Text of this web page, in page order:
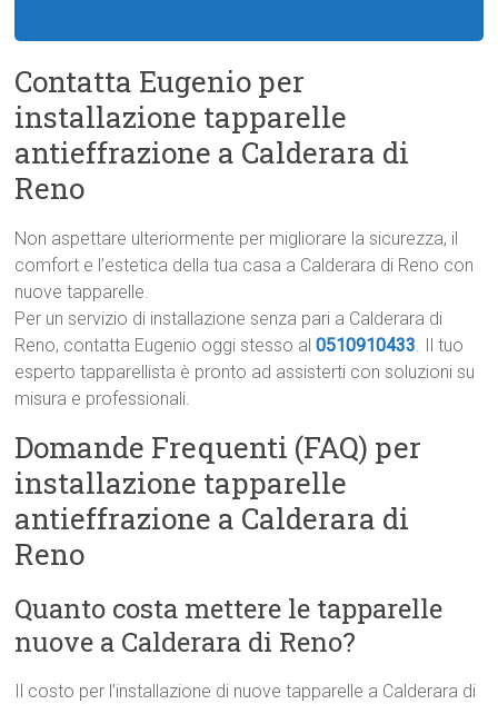
Contatta Eugenio per
installazione tapparelle
antieffrazione a Calderara di
Reno
Non aspettare ulteriormente per migliorare la sicurezza, il
comfort e l’estetica della tua casa a Calderara di Reno con
nuove tapparelle.
Per un servizio di installazione senza pari a Calderara di
Reno, contatta Eugenio oggi stesso al0510910433. Il tuo
esperto tapparellista è pronto ad assisterti con soluzioni su
misura e professionali.
Domande Frequenti (FAQ) per
installazione tapparelle
antieffrazione a Calderara di
Reno
Quanto costa mettere le tapparelle
nuove a Calderara di Reno?
Il costo per l’installazione di nuove tapparelle a Calderara di